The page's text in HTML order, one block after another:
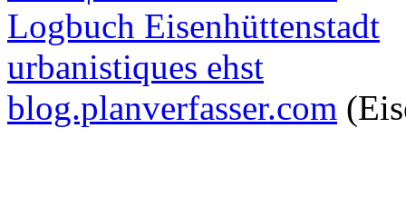
Logbuch Eisenhüttenstadt
urbanistiques ehst
blog.planverfasser.com